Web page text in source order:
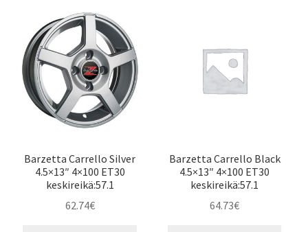
Barzetta Carrello Silver
4.5×13″ 4×100 ET30
keskireikä:57.1
62.74€
Barzetta Carrello Black
4.5×13″ 4×100 ET30
keskireikä:57.1
64.73€